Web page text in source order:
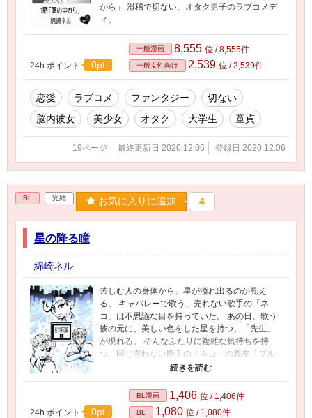
から」 滑稽で切ない、オタク男子のラブコメデ
ィ。
24h.ポイント 0pt
一般漫画 8,555 位 / 8,555件
一般女性向け 2,539 位 / 2,539件
恋愛 ラブコメ ファンタジー
切ない
脳内彼女
美少女 オタク 大学生 童貞
19ページ 最終更新日 2020.12.06 登録日 2020.12.06
BL 完結 お気に入りに追加 4
星の降る瞳
綿崎ネル
苦しむ人の身体から、星が溢れ出るのが見え
る。 キャバレーで歌う、売れない歌手の「ネ
コ」は不思議な目を持っていた。 あの日、歌う
彼の元に、美しい色をした星を持つ、「先生」
が現れる。 そんなふたりに複雑な気持ちを持
つ、同じ売れない歌手の「ネコ」の親友「ブル
ー」 「ネコ」「先生」「ブルー」３人の恋の行
24h.ポイント 0pt
BL漫画 1,406 位 / 1,406件
BL 1,080 位 / 1,080件